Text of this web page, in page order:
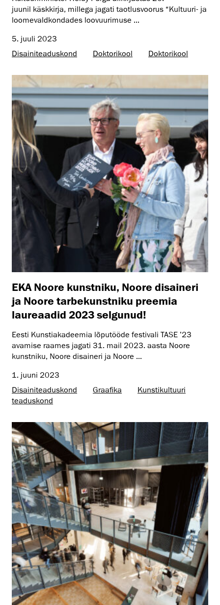
juunil käskkirja, millega jagati taotlusvoorus “Kultuuri- ja
loomevaldkondades loovuurimuse ...
5. juuli 2023
Disaini­­teaduskond
Doktorikool Doktorikool
EKA Noore kunstniku, Noore disaineri
ja Noore tarbekunstniku preemia
laureaadid 2023 selgunud!
Eesti Kunstiakadeemia lõputööde festivali TASE ’23
avamise raames jagati 31. mail 2023. aasta Noore
kunstniku, Noore disaineri ja Noore ...
1. juuni 2023
Disaini­­teaduskond
Graafika
Kunsti­kultuuri
teaduskond